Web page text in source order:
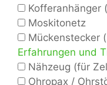
Kofferanhänger (
Moskitonetz
Mückenstecker (
Erfahrungen und
Nähzeug (für
Ohropax /